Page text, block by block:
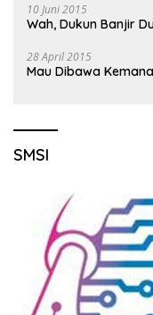
10 Juni 2015
Wah, Dukun Banjir
28 April 2015
Mau Dibawa
SMSI